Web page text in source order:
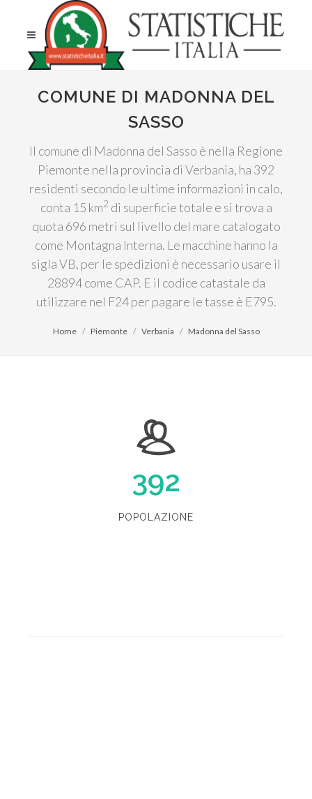
COMUNE DI MADONNA DEL
SASSO
Il comune di Madonna del Sasso è nella Regione
Piemonte nella provincia di Verbania, ha 392
residenti secondo le ultime informazioni in calo,
conta 15 km2 di superficie totale e si trova a
quota 696 metri sul livello del mare catalogato
come Montagna Interna. Le macchine hanno la
sigla VB, per le spedizioni è necessario usare il
28894 come CAP. E il codice catastale da
utilizzare nel F24 per pagare le tasse è E795.
Home Piemonte Verbania Madonna del Sasso
392
POPOLAZIONE